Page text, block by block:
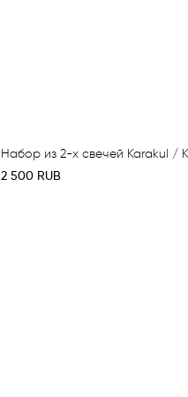
Набор из 2-х свечей Karakul /
2 500 RUB